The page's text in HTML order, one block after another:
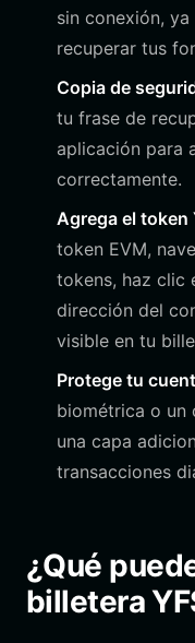
sin conexión,
recuperar tus
Copia de
tu frase de
aplicación para
correctamente.
Agrega el token
token EVM,
tokens, haz clic
dirección del
visible en tu
Protege tu
biométrica o un
una capa
transacciones
¿Qué
billetera